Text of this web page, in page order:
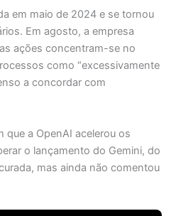
em maio de 2024 e se tornou
Em agosto, a empresa
ações concentram-se no
como “excessivamente
a concordar com
que a OpenAI acelerou os
o lançamento do Gemini, do
mas ainda não comentou